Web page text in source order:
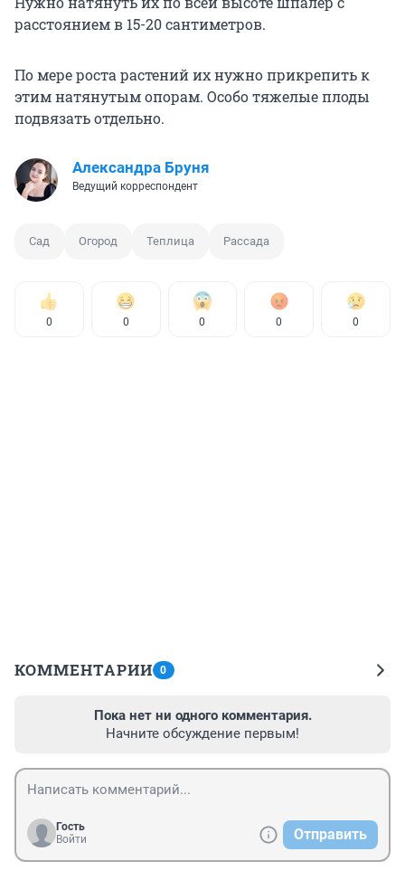
расстоянием в 15-20 сантиметров.
По мере роста растений их нужно прикрепить к
этим натянутым опорам. Особо тяжелые плоды
подвязать отдельно.
Александра Бруня
Ведущий корреспондент
Сад Огород Теплица Рассада
0 0 0 0 0
КОММЕНТАРИИ 0
Пока нет ни одного комментария.
Начните обсуждение первым!
Гость
Войти
Отправить